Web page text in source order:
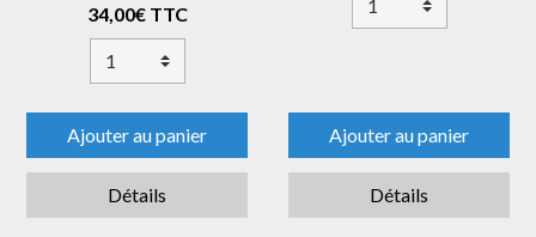
34,00€ TTC
Ajouter au panier
Détails
Ajouter au panier
Détails